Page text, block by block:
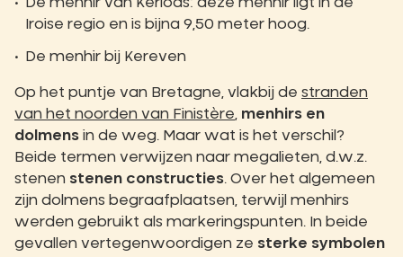
Iroise regio en is bijna 9,50 meter hoog.
De menhir bij Kereven
Op het puntje van Bretagne, vlakbij de stranden
van het noorden van Finistère menhirs en
dolmens in de weg. Maar wat is het verschil?
Beide termen verwijzen naar megalieten, d.w.z.
stenen stenen constructies. Over het algemeen
zijn dolmens begraafplaatsen, terwijl menhirs
werden gebruikt als markeringspunten. In beide
gevallen vertegenwoordigen ze sterke symbolen